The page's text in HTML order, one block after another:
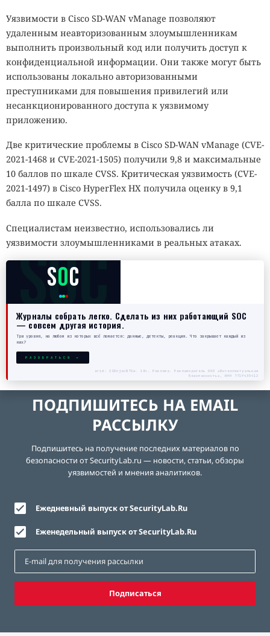
Уязвимости в Cisco SD-WAN vManage позволяют
удаленным неавторизованным злоумышленникам
выполнить произвольный код или получить доступ к
конфиденциальной информации. Они также могут быть
использованы локально авторизованными
преступниками для повышения привилегий или
несанкционированного доступа к уязвимому
приложению.
Две критические проблемы в Cisco SD-WAN vManage (CVE-
2021-1468 и CVE-2021-1505) получили 9,8 и максимальные
10 баллов по шкале CVSS. Критическая уязвимость (CVE-
2021-1497) в Cisco HyperFlex HX получила оценку в 9,1
балла по шкале CVSS.
Специалистам неизвестно, использовались ли
уязвимости злоумышленниками в реальных атаках.
SOC
SOC
Журналы собрать легко. Сделать из них работающий SOC
— совсем другая история.
Три уровня, на любом из которых всё ломается: данные, детекты, реакция. Что закрывает каждый из
них?
РАЗОБРАТЬСЯ →
erid: 2SDnjecN7Gw. 18+. Реклама. Рекламодатель ООО «Интеллектуальная
безопасность», ИНН 7719435412
ПОДПИШИТЕСЬ НА EMAIL
РАССЫЛКУ
Подпишитесь на получение последних материалов по
безопасности от SecurityLab.ru — новости, статьи, обзоры
уязвимостей и мнения аналитиков.
Ежедневный выпуск от SecurityLab.Ru
Еженедельный выпуск от SecurityLab.Ru
Подписаться